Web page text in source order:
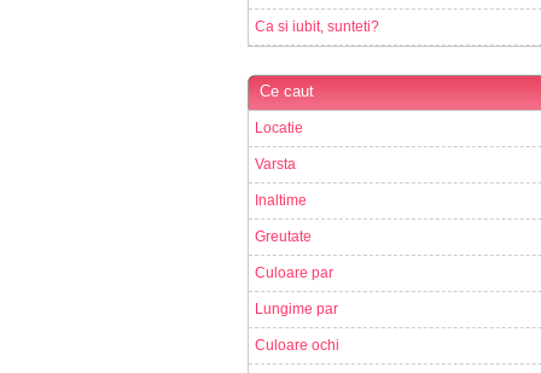
Ca si iubit, sunteti?
Ce caut
Locatie
Varsta
Inaltime
Greutate
Culoare par
Lungime par
Culoare ochi